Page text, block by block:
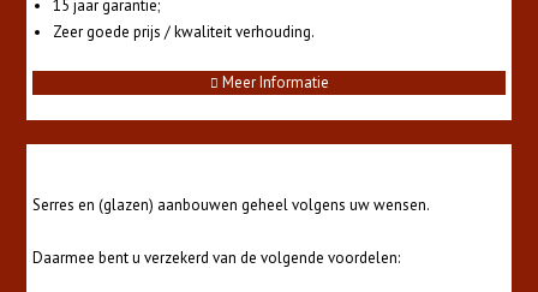
15 jaar garantie;
Zeer goede prijs / kwaliteit verhouding.
Meer Informatie
Serres
Serres en (glazen) aanbouwen geheel volgens uw wensen.
Daarmee bent u verzekerd van de volgende voordelen: